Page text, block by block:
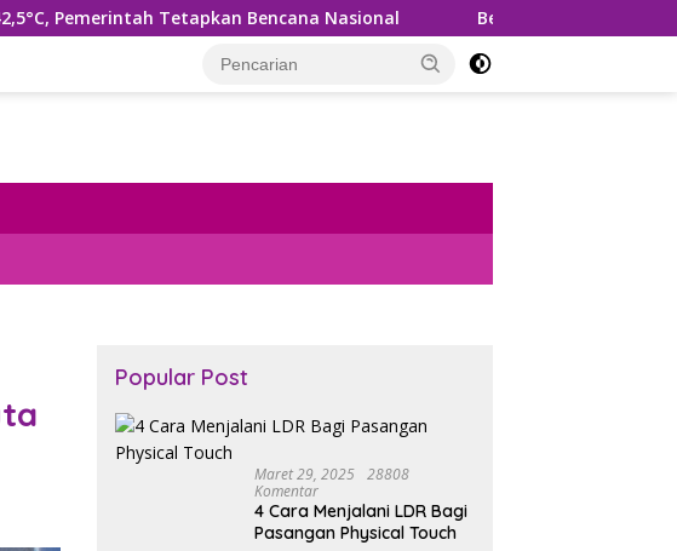
Tetapkan Bencana Nasional Bea Cukai Gagalkan Penyelundupan
Popular Post
Maret 29, 2025
28808
Komentar
4 Cara Menjalani LDR Bagi
Pasangan Physical Touch